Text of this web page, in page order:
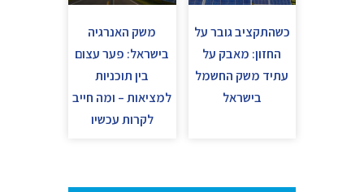
כשהתקציב גובר על
החזון: מאבק על
עתיד משק החשמל
בישראל
משק האנרגיה
בישראל: פער עצום
בין תוכניות
למציאות – ומה חייב
לקרות עכשיו